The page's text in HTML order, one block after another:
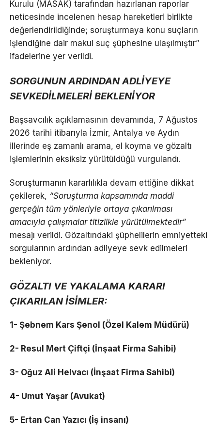
Kurulu (MASAK) tarafından hazırlanan raporlar
neticesinde incelenen hesap hareketleri birlikte
değerlendirildiğinde; soruşturmaya konu suçların
işlendiğine dair makul suç şüphesine ulaşılmıştır”
ifadelerine yer verildi.
SORGUNUN ARDINDAN ADLİYEYE
SEVKEDİLMELERİ BEKLENİYOR
Başsavcılık açıklamasının devamında, 7 Ağustos
2026 tarihi itibarıyla İzmir, Antalya ve Aydın
illerinde eş zamanlı arama, el koyma ve gözaltı
işlemlerinin eksiksiz yürütüldüğü vurgulandı.
Soruşturmanın kararlılıkla devam ettiğine dikkat
çekilerek, “Soruşturma kapsamında maddi
gerçeğin tüm yönleriyle ortaya çıkarılması
amacıyla çalışmalar titizlikle yürütülmektedir”
mesajı verildi. Gözaltındaki şüphelilerin emniyetteki
sorgularının ardından adliyeye sevk edilmeleri
bekleniyor.
GÖZALTI VE YAKALAMA KARARI
ÇIKARILAN İSİMLER:
1- Şebnem Kars Şenol (Özel Kalem Müdürü)
2- Resul Mert Çiftçi (İnşaat Firma Sahibi)
3- Oğuz Ali Helvacı (İnşaat Firma Sahibi)
4- Umut Yaşar (Avukat)
5- Ertan Can Yazıcı (İş insanı)